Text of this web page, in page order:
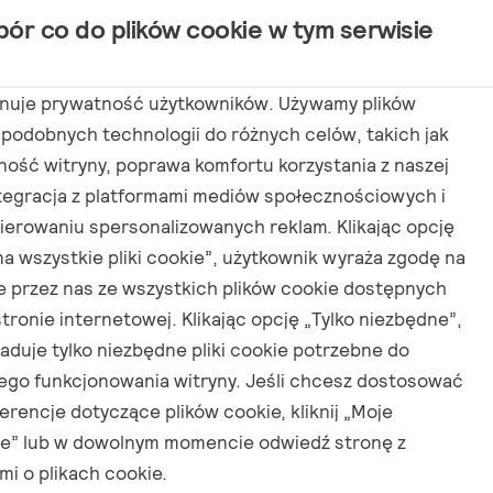
co do plików cookie w tym serwisie
prywatność użytkowników. Używamy plików
technologii do różnych celów, takich jak
witryny, poprawa komfortu korzystania z naszej
z platformami mediów społecznościowych i
spersonalizowanych reklam. Klikając opcję
wszystkie pliki cookie”, użytkownik wyraża zgodę na
przez nas ze wszystkich plików cookie dostępnych
internetowej. Klikając opcję „Tylko niezbędne”,
tylko niezbędne pliki cookie potrzebne do
funkcjonowania witryny. Jeśli chcesz dostosować
dotyczące plików cookie, kliknij „Moje
lub w dowolnym momencie odwiedź stronę z
o plikach cookie.